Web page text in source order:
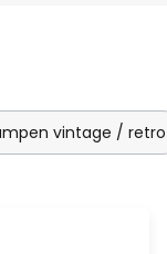
vintage / retro